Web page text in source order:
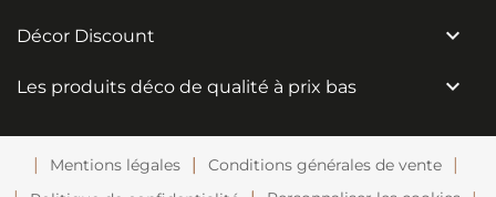
Décor Discount 
Les produits déco de qualité à prix bas 
Mentions légales
Conditions générales de vente